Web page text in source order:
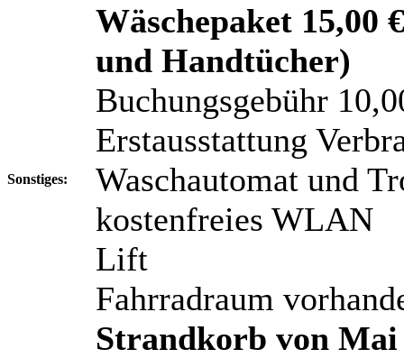
Sonstiges:
Wäschepaket 15,00
und Handtücher)
Buchungsgebühr
Erstausstattung
Waschautomat und
kostenfreies WLAN
Lift
Fahrradraum
Strandkorb von